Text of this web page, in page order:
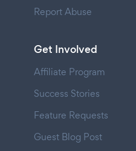
Report Abuse
Get Involved
Affiliate Program
Success Stories
Feature Requests
Guest Blog Post